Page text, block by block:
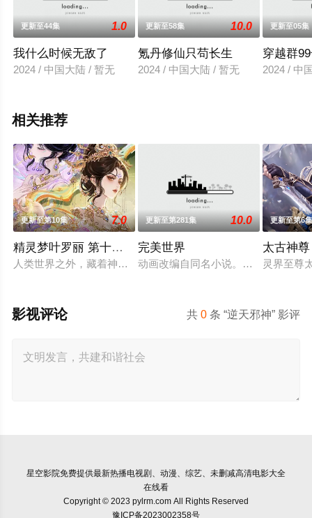
更新至44集 1.0
我什么时候无敌了
2024 / 中国大陆 / 暂无
更新至58集 10.0
氪丹修仙只苟长生
2024 / 中国大陆 / 暂无
更新至05集
穿越群
2024 / 中
相关推荐
更新至第10集 7.0
精灵梦叶罗丽 第十一季（下）
人类世界之外，藏着神秘而美好的叶罗丽仙境。这里的仙子因
更新至第281集 10.0
完美世界
动画改编自同名小说。他为修道而生
更新至第6
太古神尊
灵界至尊
共0 条 “逆天邪神” 影评
影视评论
星空影院免费提供最新热播电视剧、动漫、综艺、未删减高清电影大全
在线看
Copyright © 2023 pylrm.com All Rights Reserved
豫ICP备2023002358号